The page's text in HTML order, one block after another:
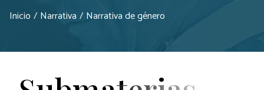
Inicio Narrativa Narrativa de género